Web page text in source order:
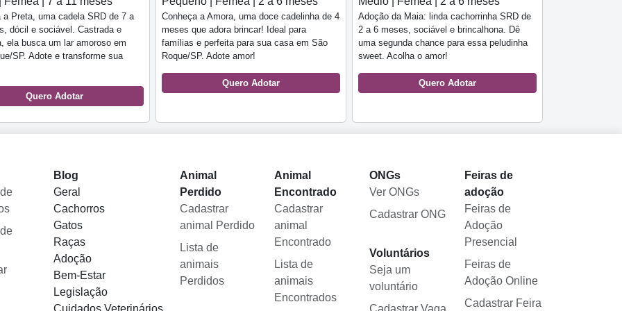
a Preta, uma cadela SRD de 7 a
dócil e sociável. Castrada e
ela busca um lar amoroso em
SP. Adote e transforme sua
Quero Adotar
Conheça a Amora, uma doce cadelinha de 4
meses que adora brincar! Ideal para
famílias e perfeita para sua casa em São
Roque/SP. Adote amor!
Quero Adotar
Adoção da Maia: linda cachorrinha SRD de
2 a 6 meses, sociável e brincalhona. Dê
uma segunda chance para essa peludinha
sweet. Acolha o amor!
Quero Adotar
Blog
Geral
Cachorros
Gatos
Raças
Adoção
Bem-Estar
Legislação
Cuidados Veterinários
Animal
Perdido
Cadastrar
animal Perdido
Lista de
animais
Perdidos
Animal
Encontrado
Cadastrar
animal
Encontrado
Lista de
animais
Encontrados
ONGs
Ver ONGs
Cadastrar ONG
Voluntários
Seja um
voluntário
Cadastrar Vaga
Feiras de
adoção
Feiras de
Adoção
Presencial
Feiras de
Adoção Online
Cadastrar Feira